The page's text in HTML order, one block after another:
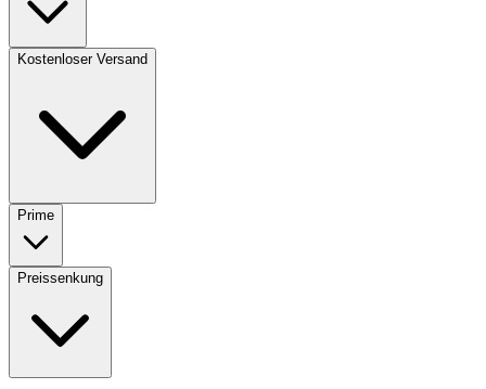
Kostenloser Versand
Prime
Preissenkung